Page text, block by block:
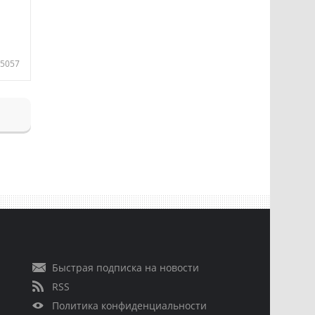
5057
Быстрая подписка на новости
RSS
Политика конфиденциальности